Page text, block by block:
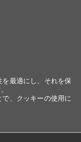
最適にし、それを保
、クッキーの使用に